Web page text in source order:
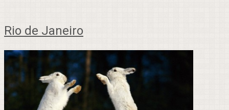
Rio de Janeiro